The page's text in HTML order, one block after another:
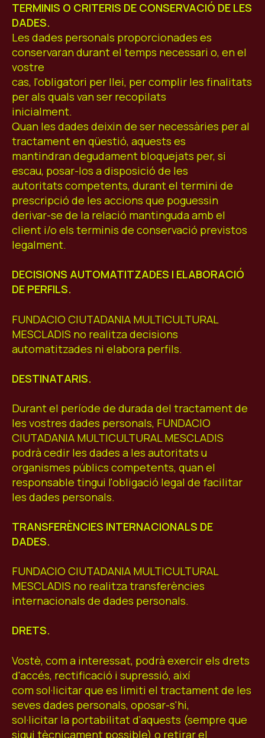
TERMINIS O CRITERIS DE CONSERVACIÓ DE LES
DADES.
Les dades personals proporcionades es
conservaran durant el temps necessari o, en el
vostre
cas, l'obligatori per llei, per complir les finalitats
per als quals van ser recopilats
inicialment.
Quan les dades deixin de ser necessàries per al
tractament en qüestió, aquests es
mantindran degudament bloquejats per, si
escau, posar-los a disposició de les
autoritats competents, durant el termini de
prescripció de les accions que poguessin
derivar-se de la relació mantinguda amb el
client i/o els terminis de conservació previstos
legalment.
DECISIONS AUTOMATITZADES I ELABORACIÓ
DE PERFILS.
FUNDACIO CIUTADANIA MULTICULTURAL
MESCLADIS no realitza decisions
automatitzades ni elabora perfils.
DESTINATARIS.
Durant el període de durada del tractament de
les vostres dades personals, FUNDACIO
CIUTADANIA MULTICULTURAL MESCLADIS
podrà cedir les dades a les autoritats u
organismes públics competents, quan el
responsable tingui l'obligació legal de facilitar
les dades personals.
TRANSFERÈNCIES INTERNACIONALS DE
DADES.
FUNDACIO CIUTADANIA MULTICULTURAL
MESCLADIS no realitza transferències
internacionals de dades personals.
DRETS.
Vostè, com a interessat, podrà exercir els drets
d'accés, rectificació i supressió, així
com sol·licitar que es limiti el tractament de les
seves dades personals, oposar-s'hi,
sol·licitar la portabilitat d'aquests (sempre que
sigui tècnicament possible) o retirar el